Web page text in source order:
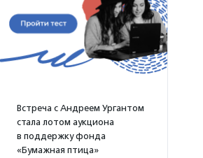
Встреча с Андреем Ургантом
стала лотом аукциона
в поддержку фонда
«Бумажная птица»